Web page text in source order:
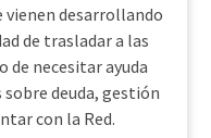
vienen desarrollando
de trasladar a las
de necesitar ayuda
deuda, gestión
con la Red.